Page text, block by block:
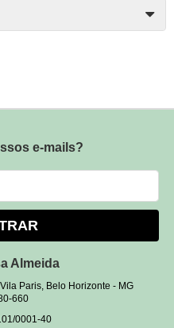
e-mails?
Almeida
Vila Paris, Belo Horizonte - MG
660
0001-40